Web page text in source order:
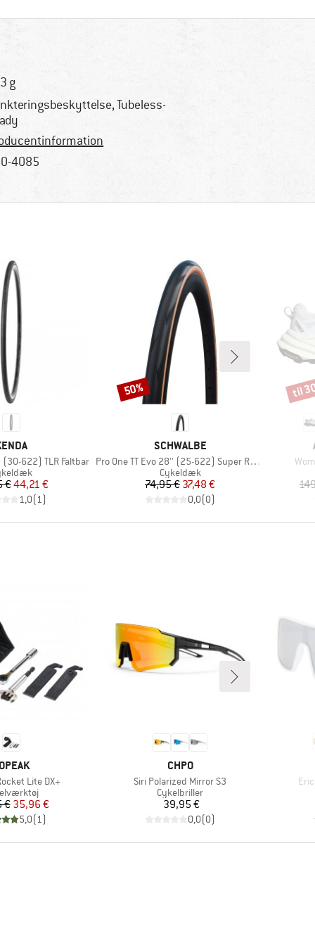
g
Tubeless-
4085
622) TLR Faltbar
Pris
€Nedsat pris
44,21 €
1,0(1)
MÆRKE
SCHWALBE
Artikel
Pro One TT Evo 28'' (25-622) Super Race FB TLE
Produktgruppe
Cykeldæk
Pris
74,95 €Nedsat pris
37,48 €
0,0(0)
Rabat
50% Rabat
til
Lite DX+
Pris
€Nedsat pris
35,96 €
5,0(1)
MÆRKE
CHPO
Artikel
Siri Polarized Mirror S3
Produktgruppe
Cykelbriller
Pris
39,95 €
0,0(0)